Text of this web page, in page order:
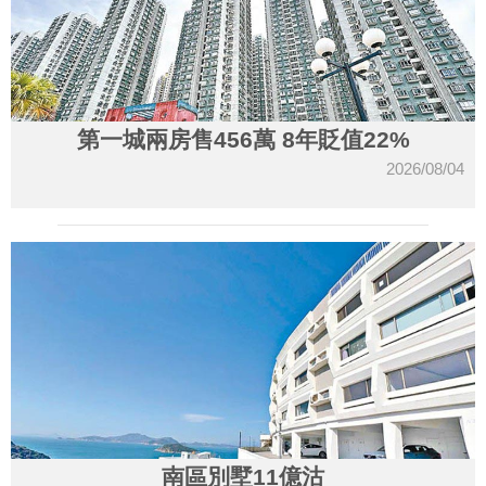
第一城兩房售456萬 8年貶值22%
2026/08/04
南區別墅11億沽